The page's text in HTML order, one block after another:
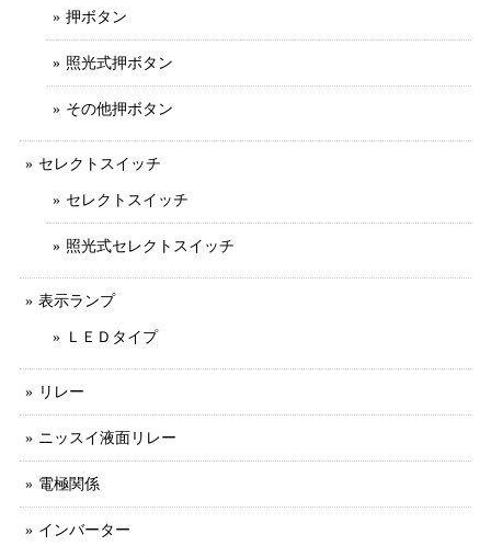
押ボタン
照光式押ボタン
その他押ボタン
セレクトスイッチ
セレクトスイッチ
照光式セレクトスイッチ
表示ランプ
ＬＥＤタイプ
リレー
ニッスイ液面リレー
電極関係
インバーター